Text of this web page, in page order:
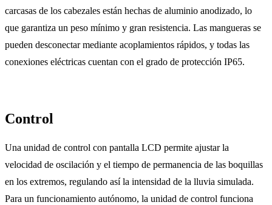
carcasas de los cabezales están hechas de aluminio anodizado, lo
que garantiza un peso mínimo y gran resistencia. Las mangueras se
pueden desconectar mediante acoplamientos rápidos, y todas las
conexiones eléctricas cuentan con el grado de protección IP65.
Control
Una unidad de control con pantalla LCD permite ajustar la
velocidad de oscilación y el tiempo de permanencia de las boquillas
en los extremos, regulando así la intensidad de la lluvia simulada.
Para un funcionamiento autónomo, la unidad de control funciona